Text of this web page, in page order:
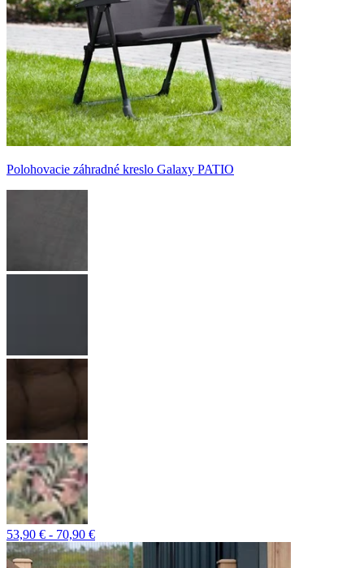
Polohovacie záhradné kreslo Galaxy PATIO
53,90 € - 70,90 €